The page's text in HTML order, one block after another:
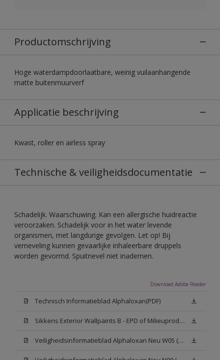
Productomschrijving
Hoge waterdampdoorlaatbare, weinig vuilaanhangende
matte buitenmuurverf
Applicatie beschrijving
Kwast, roller en airless spray
Technische & veiligheidsdocumentatie
Schadelijk. Waarschuwing. Kan een allergische huidreactie
veroorzaken. Schadelijk voor in het water levende
organismen, met langdurige gevolgen. Let op! Bij
verneveling kunnen gevaarlijke inhaleerbare druppels
worden gevormd. Spuitnevel niet inademen.
Download Adobe Reader
Technisch Informatieblad Alphaloxan(PDF)
Sikkens Exterior Wallpaints B - EPD of Milieuproductverklaring
Veiligheidsinformatieblad Alphaloxan Neu W05 (MSDS)